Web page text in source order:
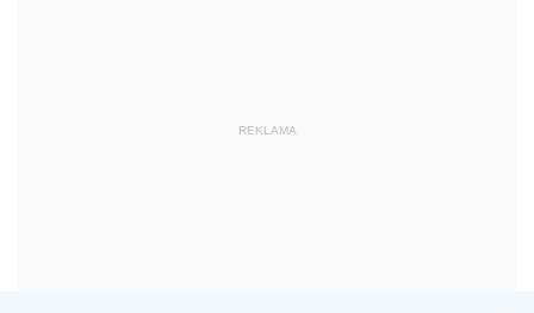
REKLAMA